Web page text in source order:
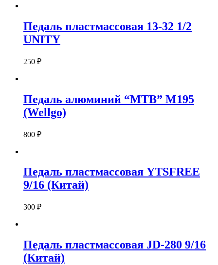
Педаль пластмассовая 13-32 1/2
UNITY
250 ₽
Педаль алюминий “MTB” М195
(Wellgo)
800 ₽
Педаль пластмассовая YTSFREE
9/16 (Китай)
300 ₽
Педаль пластмассовая JD-280 9/16
(Китай)